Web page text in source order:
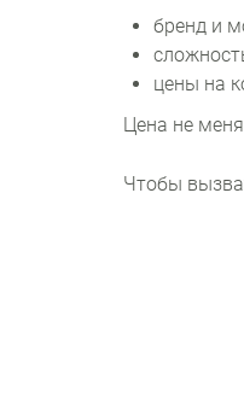
бренд и
цены на
Цена не
Чтобы